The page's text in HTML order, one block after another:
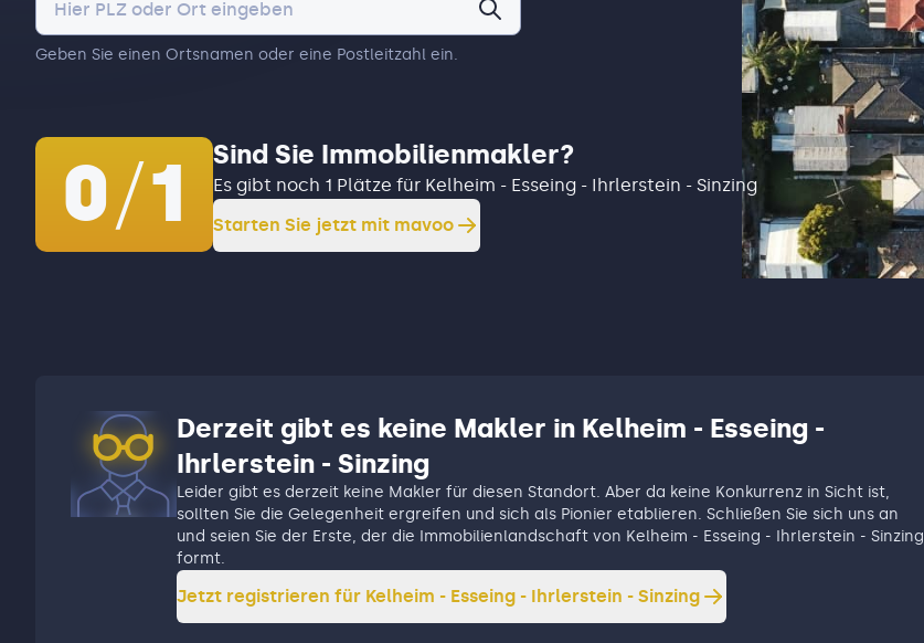
Geben Sie einen Ortsnamen oder eine Postleitzahl ein.
0/1 Sind Sie Immobilienmakler?
Es gibt noch 1 Plätze für Kelheim - Esseing - Ihrlerstein - Sinzing
Starten Sie jetzt mit mavoo
Derzeit gibt es keine Makler in Kelheim - Esseing -
Ihrlerstein - Sinzing
Leider gibt es derzeit keine Makler für diesen Standort. Aber da keine Konkurrenz in Sicht ist,
sollten Sie die Gelegenheit ergreifen und sich als Pionier etablieren. Schließen Sie sich uns an
und seien Sie der Erste, der die Immobilienlandschaft von Kelheim - Esseing - Ihrlerstein - Sinzing
formt.
Jetzt registrieren für Kelheim - Esseing - Ihrlerstein - Sinzing